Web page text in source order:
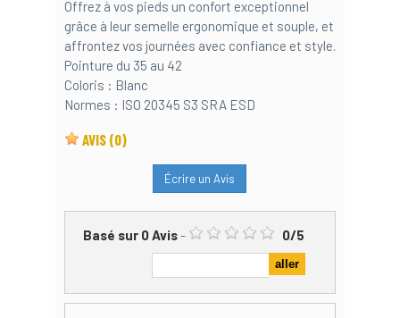
Offrez à vos pieds un confort exceptionnel
grâce à leur semelle ergonomique et souple, et
affrontez vos journées avec confiance et style.
Pointure du 35 au 42
Coloris : Blanc
Normes : ISO 20345 S3 SRA ESD
AVIS (0)
Écrire un Avis
Basé sur 0Avis- 0/5